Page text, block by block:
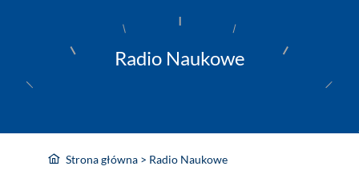
Radio Naukowe
Strona główna > Radio Naukowe